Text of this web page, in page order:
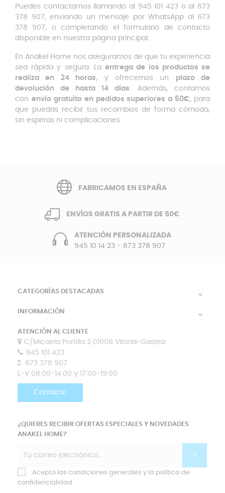
Puedes contactarnos llamando al 945 101 423 o al 673
378 907, enviando un mensaje por WhatsApp al 673
378 907, o completando el formulario de contacto
disponible en nuestra página principal.
En Anakel Home nos aseguramos de que tu experiencia
sea rápida y segura. Laentrega de los productos se
realiza en 24 horas, y ofrecemos un plazo de
devolución de hasta 14 días. Además, contamos
con envío gratuito en pedidos superiores a 50€, para
que puedas recibir tus recambios de forma cómoda,
sin esperas ni complicaciones.
FABRICAMOS EN ESPAÑA
ENVÍOS GRATIS A PARTIR DE 50€
ATENCIÓN PERSONALIZADA
945 10 14 23- 673 378 907
CATEGORÍAS DESTACADAS 
INFORMACIÓN 
ATENCIÓN AL CLIENTE
C/Micaela Portilla 2 01008 Vitoria-Gasteiz
945 101 423
673 378 907
L-V 08:00-14:00 y 17:00-19:00
Contacto
¿QUIERES RECIBIR OFERTAS ESPECIALES Y NOVEDADES
ANAKEL HOME?
Acepto las condiciones generales y la política de
confidencialidad